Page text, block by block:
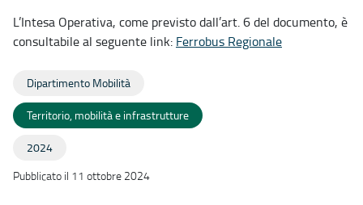
L’Intesa Operativa, come previsto dall’art. 6 del documento, è
consultabile al seguente link: Ferrobus Regionale
Dipartimento Mobilità
Territorio, mobilità e infrastrutture
2024
Pubblicato il 11 ottobre 2024